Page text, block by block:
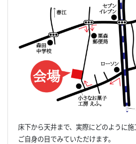
床下から天井まで、実際にどのように
ご自身の目でみていただけます。